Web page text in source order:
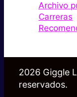
Archivo
Carreras
2026 Giggle
reservados.